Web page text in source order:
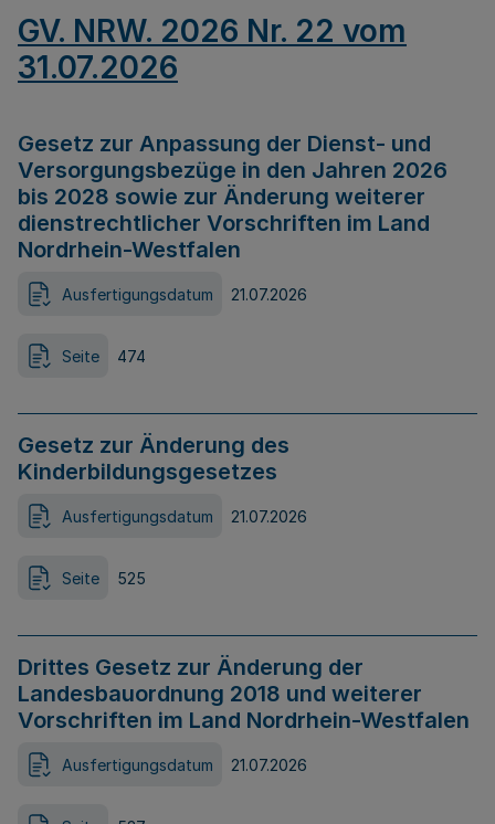
GV. NRW. 2026 Nr. 22 vom
31.07.2026
Gesetz zur Anpassung der Dienst- und
Versorgungsbezüge in den Jahren 2026
bis 2028 sowie zur Änderung weiterer
dienstrechtlicher Vorschriften im Land
Nordrhein-Westfalen
Ausfertigungsdatum 21.07.2026
Seite 474
Gesetz zur Änderung des
Kinderbildungsgesetzes
Ausfertigungsdatum 21.07.2026
Seite 525
Drittes Gesetz zur Änderung der
Landesbauordnung 2018 und weiterer
Vorschriften im Land Nordrhein-Westfalen
Ausfertigungsdatum 21.07.2026